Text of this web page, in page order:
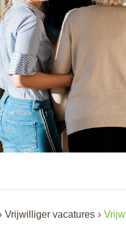
Vrijwilliger vacatures